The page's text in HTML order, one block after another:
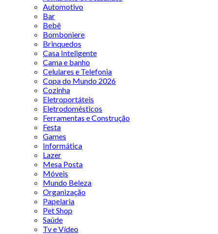
Automotivo
Bar
Bebê
Bomboniere
Brinquedos
Casa Inteligente
Cama e banho
Celulares e Telefonia
Copa do Mundo 2026
Cozinha
Eletroportáteis
Eletrodomésticos
Ferramentas e Construção
Festa
Games
Informática
Lazer
Mesa Posta
Móveis
Mundo Beleza
Organização
Papelaria
Pet Shop
Saúde
Tv e Vídeo